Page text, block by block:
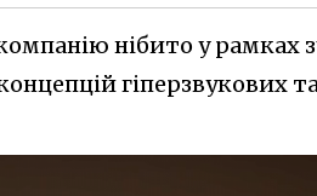
нібито у рамках
гіперзвукових